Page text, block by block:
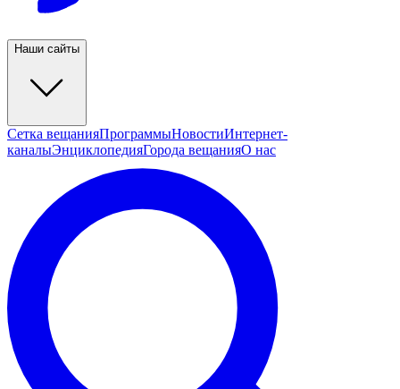
Наши сайты
Сетка вещанияПрограммыНовостиИнтернет-
каналыЭнциклопедияГорода вещанияО нас